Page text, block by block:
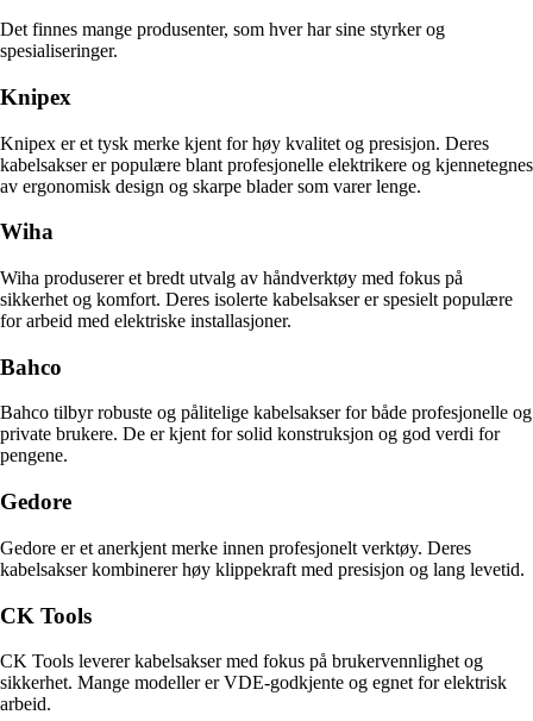
Det finnes mange produsenter, som hver har sine styrker og
spesialiseringer.
Knipex
Knipex er et tysk merke kjent for høy kvalitet og presisjon. Deres
kabelsakser er populære blant profesjonelle elektrikere og kjennetegnes
av ergonomisk design og skarpe blader som varer lenge.
Wiha
Wiha produserer et bredt utvalg av håndverktøy med fokus på
sikkerhet og komfort. Deres isolerte kabelsakser er spesielt populære
for arbeid med elektriske installasjoner.
Bahco
Bahco tilbyr robuste og pålitelige kabelsakser for både profesjonelle og
private brukere. De er kjent for solid konstruksjon og god verdi for
pengene.
Gedore
Gedore er et anerkjent merke innen profesjonelt verktøy. Deres
kabelsakser kombinerer høy klippekraft med presisjon og lang levetid.
CK Tools
CK Tools leverer kabelsakser med fokus på brukervennlighet og
sikkerhet. Mange modeller er VDE-godkjente og egnet for elektrisk
arbeid.